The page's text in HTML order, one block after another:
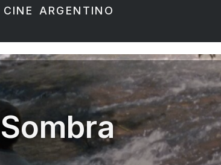
ARGENTINO